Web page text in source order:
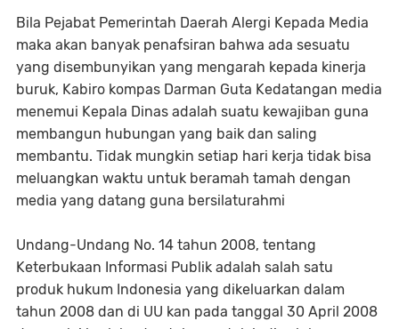
Bila Pejabat Pemerintah Daerah Alergi Kepada Media
maka akan banyak penafsiran bahwa ada sesuatu
yang disembunyikan yang mengarah kepada kinerja
buruk, Kabiro kompas Darman Guta Kedatangan media
menemui Kepala Dinas adalah suatu kewajiban guna
membangun hubungan yang baik dan saling
membantu. Tidak mungkin setiap hari kerja tidak bisa
meluangkan waktu untuk beramah tamah dengan
media yang datang guna bersilaturahmi
Undang-Undang No. 14 tahun 2008, tentang
Keterbukaan Informasi Publik adalah salah satu
produk hukum Indonesia yang dikeluarkan dalam
tahun 2008 dan di UU kan pada tanggal 30 April 2008